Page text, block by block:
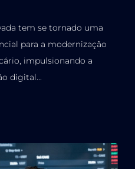
tem se tornado uma
para a modernização
impulsionando a
digital...